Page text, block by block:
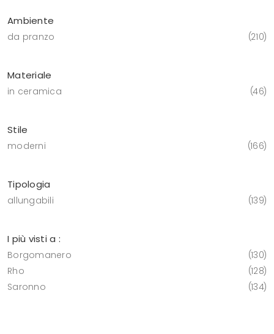
Ambiente
da pranzo 210
Materiale
in ceramica 46
Stile
moderni 166
Tipologia
allungabili 139
I più visti a :
Borgomanero
130
Rho
128
Saronno
134